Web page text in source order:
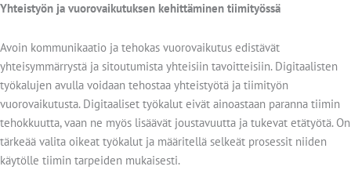
Yhteistyön ja vuorovaikutuksen kehittäminen tiimityössä
Avoin kommunikaatio ja tehokas vuorovaikutus edistävät
yhteisymmärrystä ja sitoutumista yhteisiin tavoitteisiin. Digitaalisten
työkalujen avulla voidaan tehostaa yhteistyötä ja tiimityön
vuorovaikutusta. Digitaaliset työkalut eivät ainoastaan paranna tiimin
tehokkuutta, vaan ne myös lisäävät joustavuutta ja tukevat etätyötä. On
tärkeää valita oikeat työkalut ja määritellä selkeät prosessit niiden
käytölle tiimin tarpeiden mukaisesti.